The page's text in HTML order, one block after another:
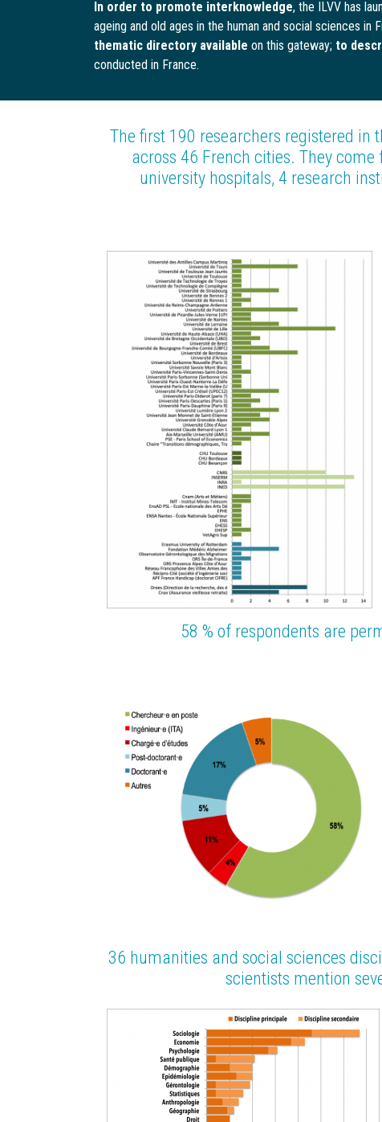
In order to promote interknowledge, the ILVV has
ageing and old ages in the human and social sciences
thematic directory available on this gateway; to
conducted in France.
The first 190 researchers registered in
across 46 French cities. They
university hospitals, 4 research
58 % of respondents are
Image
36 humanities and social sciences
scientists mention